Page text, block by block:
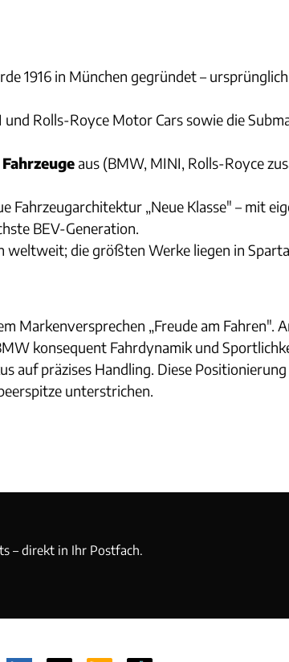
1916 in München gegründet –
Rolls-Royce Motor Cars sowie die
aus (BMW, MINI, Rolls-Royce
Fahrzeugarchitektur „Neue Klasse" – mit
BEV-Generation.
die größten Werke liegen in
Markenversprechen „Freude am Fahren".
konsequent Fahrdynamik und
auf präzises Handling. Diese
unterstrichen.
– direkt in Ihr Postfach.